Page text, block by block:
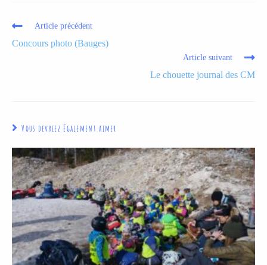
Article précédent
Concours photo (Bauges)
Article suivant
Le chouette journal des CM
Vous devriez également aimer